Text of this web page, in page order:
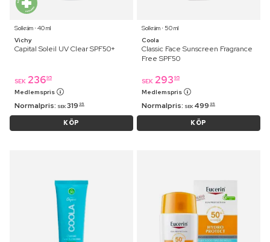
Solkräm ⋅ 40 ml
Vichy
Capital Soleil UV Clear SPF50+
SEK 23695
Medlemspris
Normalpris: SEK 319 95
KÖP
Solkräm ⋅ 50 ml
Coola
Classic Face Sunscreen Fragrance
Free SPF50
SEK 293 95
Medlemspris
Normalpris: SEK 499 95
KÖP